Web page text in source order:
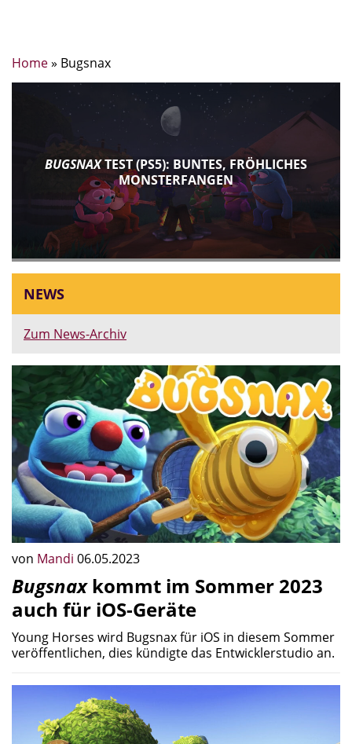
Home» Bugsnax
BUGSNAXTEST (PS5): BUNTES, FRÖHLICHES
MONSTERFANGEN
NEWS
Zum News-Archiv
von Mandi 06.05.2023
Bugsnaxkommt im Sommer 2023
auch für iOS-Geräte
Young Horses wird Bugsnax für iOS in diesem Sommer
veröffentlichen, dies kündigte das Entwicklerstudio an.